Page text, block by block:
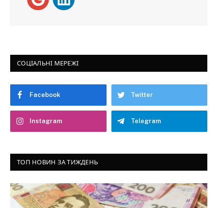
СОЦІАЛЬНІ МЕРЕЖІ
Facebook Twitter
Instagram Telegram
ТОП НОВИН ЗА ТИЖДЕНЬ